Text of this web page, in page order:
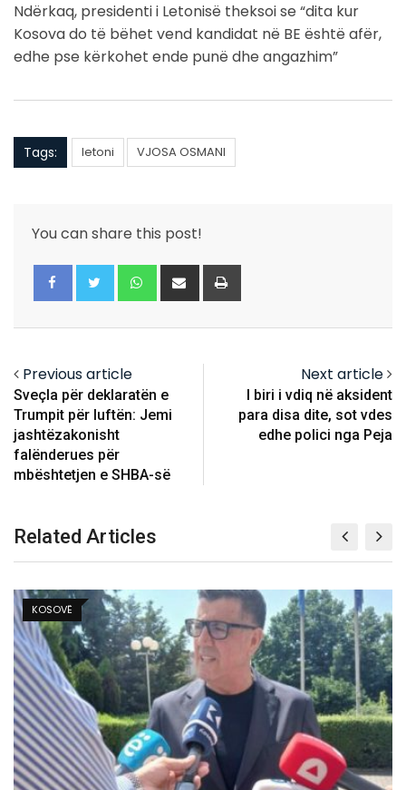
Ndërkaq, presidenti i Letonisë theksoi se “dita kur
Kosova do të bëhet vend kandidat në BE është afër,
edhe pse kërkohet ende punë dhe angazhim”
Tags: letoni VJOSA OSMANI
You can share this post!
Whatsapp
Share
via
Previous article
Sveçla për deklaratën e
Trumpit për luftën: Jemi
jashtëzakonisht
falënderues për
mbështetjen e SHBA-së
Next article
I biri i vdiq në aksident
para disa dite, sot vdes
edhe polici nga Peja
Related Articles
KOSOVË